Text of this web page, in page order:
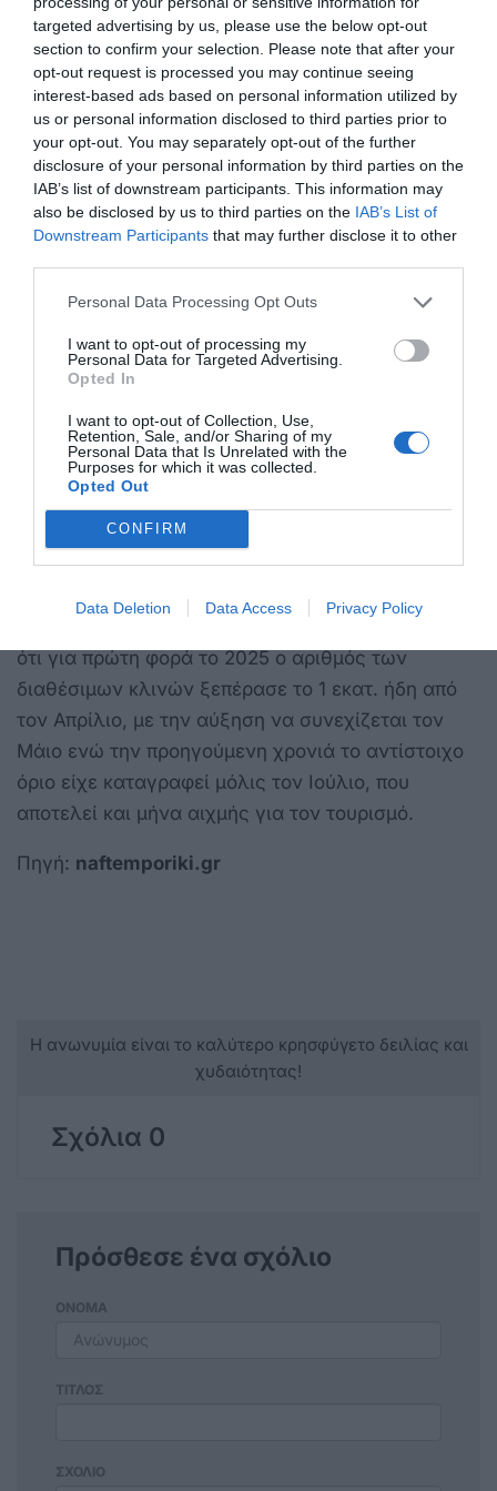
targeted advertising by us, please use the below opt-out
section to confirm your selection. Please note that after your
opt-out request is processed you may continue seeing
interest-based ads based on personal information utilized by
us or personal information disclosed to third parties prior to
your opt-out. You may separately opt-out of the further
disclosure of your personal information by third parties on the
IAB’s list of downstream participants. This information may
also be disclosed by us to third parties on the IAB’s List of
Downstream Participants that may further disclose it to other
Personal Data Processing Opt Outs
I want to opt-out of processing my
Personal Data for Targeted Advertising.
Opted In
I want to opt-out of Collection, Use,
Retention, Sale, and/or Sharing of my
Personal Data that Is Unrelated with the
Purposes for which it was collected.
Opted Out
CONFIRM
Data Deletion Data Access Privacy Policy
του 2024 (212 χιλ.). Τέλος, τον Μάιο, ο αριθμός
των καταλυμάτων διαμορφώθηκε σε 236 χιλ.,
αυξημένος κατά +18 χιλ. σε σύγκριση με τα 218
χιλ. του Μαΐου 2024. Η αύξηση αυτή ενισχύει
περαιτέρω την ανοδική τροχιά που είχε
διαμορφωθεί από την αρχή του έτους.
Ο αριθμός των κλινών βραχυχρόνιας μίσθωσης
σε εθνικό επίπεδο καταγράφει σταθερή ανοδική
θετική τάση του 2024.
Το β’ τρίμηνο ξεκίνησε με ισχυρή άνοδο, καθώς
τον Απρίλιο καταγράφηκαν 1.008 χιλ. κλίνες,
αυξημένες κατά +73 χιλ. σε σχέση με τις 935 χιλ.
του Απριλίου 2024, ενισχύοντας τη θετική πορεία
του προηγούμενου τριμήνου. Τον Μάιο, ο αριθμός
των διαθέσιμων κλινών διαμορφώθηκε σε 1,038
εκατ., καταγράφοντας αύξηση +76 χιλ. σε
ότι για πρώτη φορά το 2025 ο αριθμός των
διαθέσιμων κλινών ξεπέρασε το 1 εκατ. ήδη από
τον Απρίλιο, με την αύξηση να συνεχίζεται τον
Μάιο ενώ την προηγούμενη χρονιά το αντίστοιχο
όριο είχε καταγραφεί μόλις τον Ιούλιο, που
αποτελεί και μήνα αιχμής για τον τουρισμό.
Πηγή: naftemporiki.gr
Η ανωνυμία είναι το καλύτερο κρησφύγετο δειλίας και
χυδαιότητας!
Σχόλια 0
Πρόσθεσε ένα σχόλιο
ΟΝΟΜΑ
ΤΙΤΛΟΣ
ΣΧΟΛΙΟ